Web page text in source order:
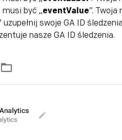
musi być „eventValue”. Twoja
swoje GA ID
nasze GA ID śledzenia.